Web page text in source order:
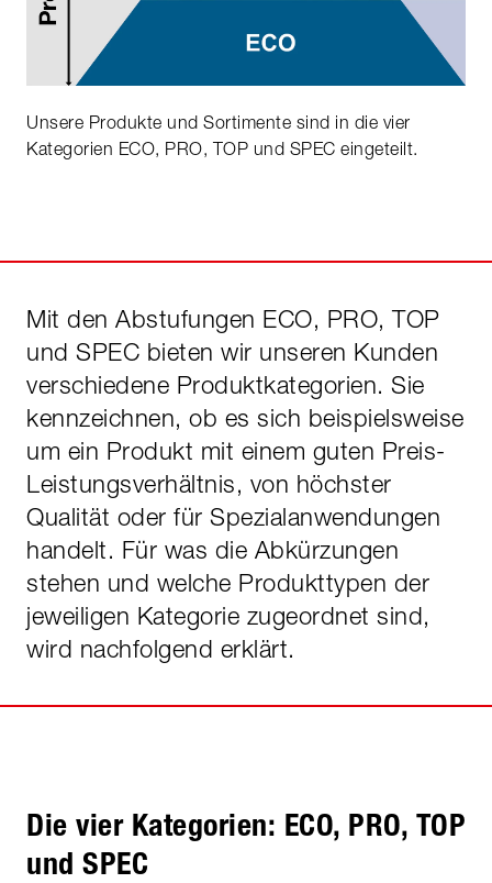
Unsere Produkte und Sortimente sind in die vier
Kategorien ECO, PRO, TOP und SPEC eingeteilt.
Mit den Abstufungen ECO, PRO, TOP
und SPEC bieten wir unseren Kunden
verschiedene Produktkategorien. Sie
kennzeichnen, ob es sich beispielsweise
um ein Produkt mit einem guten Preis-
Leistungsverhältnis, von höchster
Qualität oder für Spezialanwendungen
handelt. Für was die Abkürzungen
stehen und welche Produkttypen der
jeweiligen Kategorie zugeordnet sind,
wird nachfolgend erklärt.
Die vier Kategorien: ECO, PRO, TOP
und SPEC